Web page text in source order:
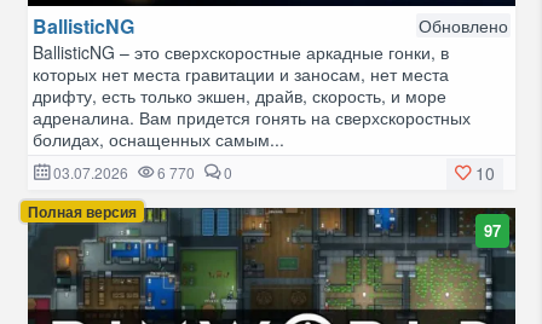
BallisticNG
Обновлено
BallisticNG – это сверхскоростные аркадные гонки, в
которых нет места гравитации и заносам, нет места
дрифту, есть только экшен, драйв, скорость, и море
адреналина. Вам придется гонять на сверхскоростных
болидах, оснащенных самым...
10
03.07.2026 6 770 0
Полная версия
97